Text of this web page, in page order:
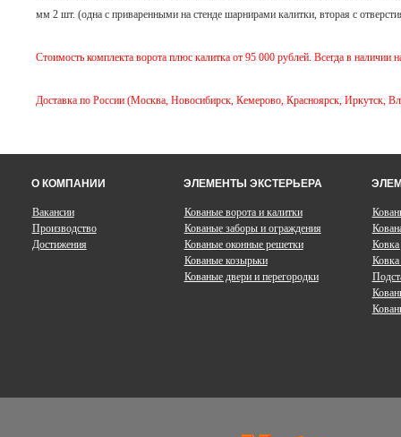
мм 2 шт. (одна с приваренными на стенде шарнирами калитки, вторая с
Стоимость комплекта ворота плюс калитка от 95 000 рублей. Всегда в наличии
Доставка по России (Москва, Новосибирск, Кемерово, Красноярск, Иркутск,
О КОМПАНИИ
Вакансии
Производство
Достижения
ЭЛЕМЕНТЫ ЭКСТЕРЬЕРА
Кованые ворота и калитки
Кованые заборы и ограждения
Кованые оконные решетки
Кованые козырьки
Кованые двери и перегородки
Ковка